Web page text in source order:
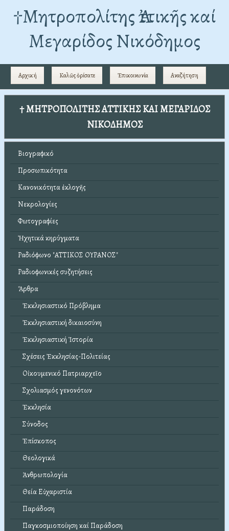
†Mητροπολίτης Ἀττικῆς καί
Μεγαρίδος Νικόδημος
Αρχική Καλῶς ὁρίσατε Ἐπικοινωνία Αναζήτηση
† ΜΗΤΡΟΠΟΛΙΤΗΣ ΑΤΤΙΚΗΣ ΚΑΙ ΜΕΓΑΡΙΔΟΣ
ΝΙΚΟΔΗΜΟΣ
Βιογραφικό
Προσωπικότητα
Κανονικότητα ἐκλογῆς
Νεκρολογίες
Φωτογραφίες
Ἠχητικά κηρύγματα
Ραδιόφωνο "ΑΤΤΙΚΟΣ ΟΥΡΑΝΟΣ"
Ραδιοφωνικές συζητήσεις
Ἄρθρα
Ἐκκλησιαστικό Πρόβλημα
Ἐκκλησιαστική δικαιοσύνη
Ἐκκλησιαστική Ἱστορία
Σχέσεις Ἐκκλησίας-Πολιτείας
Οἰκουμενικό Πατριαρχεῖο
Σχολιασμός γενονότων
Ἐκκλησία
Σύνοδος
Ἐπίσκοπος
Θεολογικά
Ἀνθρωπολογία
Θεία Εὐχαριστία
Παράδοση
Παγκοσμιοποίηση καί Παράδοση